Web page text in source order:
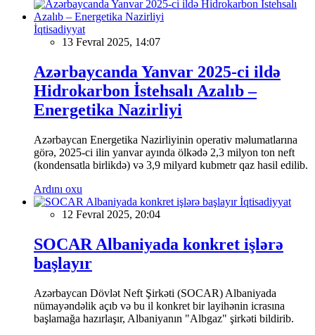
İqtisadiyyat
13 Fevral 2025, 14:07
Azərbaycanda Yanvar 2025-ci ildə
Hidrokarbon İstehsalı Azalıb –
Energetika Nazirliyi
Azərbaycan Energetika Nazirliyinin operativ məlumatlarına
görə, 2025-ci ilin yanvar ayında ölkədə 2,3 milyon ton neft
(kondensatla birlikdə) və 3,9 milyard kubmetr qaz hasil edilib.
Ardını oxu
İqtisadiyyat
12 Fevral 2025, 20:04
SOCAR Albaniyada konkret işlərə
başlayır
Azərbaycan Dövlət Neft Şirkəti (SOCAR) Albaniyada
nümayəndəlik açıb və bu il konkret bir layihənin icrasına
başlamağa hazırlaşır, Albaniyanın "Albgaz" şirkəti bildirib.